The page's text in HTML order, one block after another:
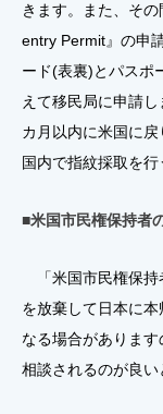
きます。また、そ
entry Permit』の申
ード(表裏)とパスポ
えて移民局に申請
カ月以内に米国に
国内で指紋採取を行
■米国市民権保持者
「米国市民権保持
を放棄して日本に
なる場合がありま
相談されるのが良い